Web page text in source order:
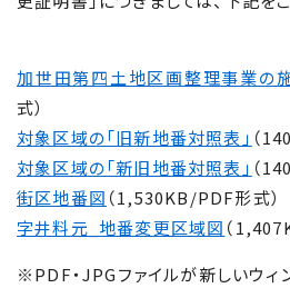
加世田第四土地区画整理事業の
式）
対象区域の「旧新地番対照表」 （
対象区域の「新旧地番対照表」 （
街区地番図 （1,530KB/PDF形式）
字井料元_地番変更区域図 （
※PDF・JPGファイルが新しいウィ